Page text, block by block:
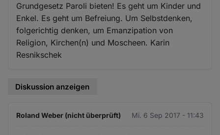
Grundgesetz Paroli bieten! Es geht um Kinder und
Enkel. Es geht um Befreiung. Um Selbstdenken,
folgerichtig denken, um Emanzipation von
Religion, Kirchen(n) und Moscheen. Karin
Resnikschek
Diskussion anzeigen
Roland Weber (nicht überprüft) Mi. 6 Sep 2017 - 11:43